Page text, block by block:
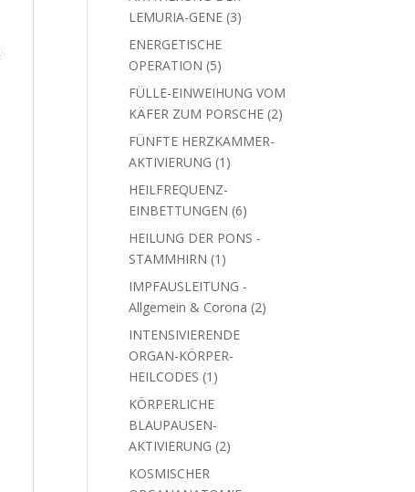
LEMURIA-GENE 33
ENERGETISCHE
OPERATION 55
Produkte
FÜLLE-EINWEIHUNG VOM
KÄFER ZUM PORSCHE 22
FÜNFTE HERZKAMMER-
AKTIVIERUNG 1 1
HEILFREQUENZ-
EINBETTUNGEN 66
Produkte
HEILUNG DER PONS -
STAMMHIRN 1 1
Produkt
IMPFAUSLEITUNG -
Allgemein & Corona 22
INTENSIVIERENDE
ORGAN-KÖRPER-
HEILCODES 1 1
Produkt
KÖRPERLICHE
BLAUPAUSEN-
AKTIVIERUNG 22
KOSMISCHER